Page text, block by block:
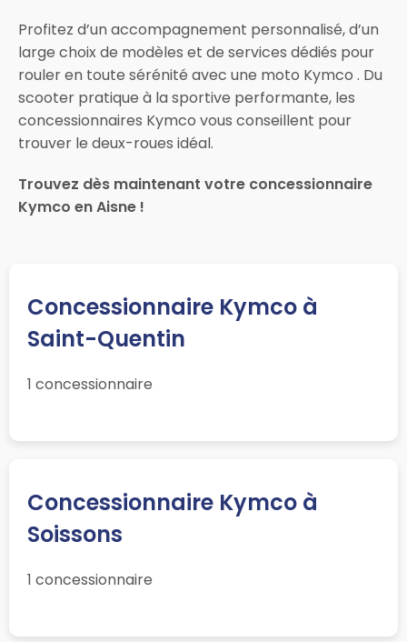
Profitez d’un accompagnement personnalisé, d’un
large choix de modèles et de services dédiés pour
rouler en toute sérénité avec une moto Kymco . Du
scooter pratique à la sportive performante, les
concessionnaires Kymco vous conseillent pour
trouver le deux-roues idéal.
Trouvez dès maintenant votre concessionnaire
Kymco en Aisne !
Concessionnaire Kymco à
Saint-Quentin
1 concessionnaire
Concessionnaire Kymco à
Soissons
1 concessionnaire